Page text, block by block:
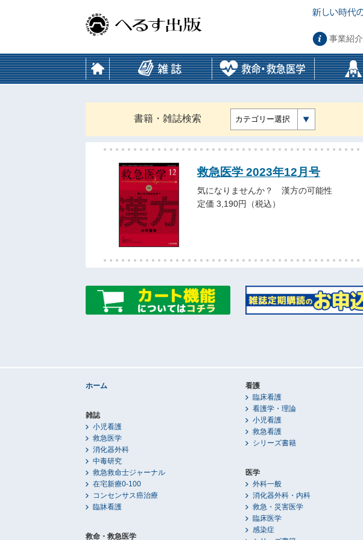
事業紹介
書籍・雑誌検索 カテゴリー選択
救急医学 2023年12月号
気になりませんか？ 漢方の可能性
定価 3,190円（税込）
ホーム
雑誌
小児看護
救急医学
消化器外科
中毒研究
救急救命士ジャーナル
在宅新療0-100
コンセンサス癌治療
臨牀看護
救命・救急医学
看護
臨床看護
看護学・理論
小児看護
救急看護
シリーズ書籍
医学
外科一般
消化器外科・内科
救急・災害医学
臨床医学
感染症